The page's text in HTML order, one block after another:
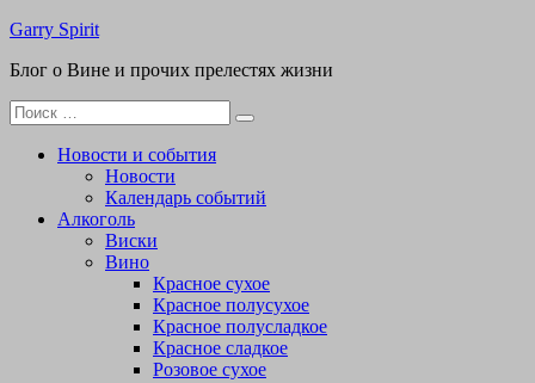
Перейти
содержимому
Garry Spirit
Блог о Вине и прочих прелестях жизни
Поиск
для:
Новости и события
Новости
Календарь событий
Алкоголь
Виски
Вино
Красное сухое
Красное полусухое
Красное полусладкое
Красное сладкое
Розовое сухое